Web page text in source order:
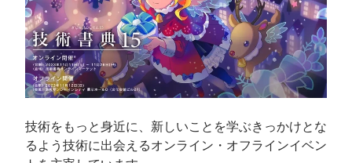
技術をもっと身近に、新しいことを学ぶきっかけとな
るよう技術に出会えるオンライン・オフラインイベン